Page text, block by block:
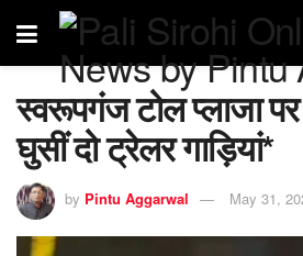
स्वरूपगंज टोल प्लाजा
घुसीं दो ट्रेलर गाड़ियां*
by Pintu Aggarwal May 31,